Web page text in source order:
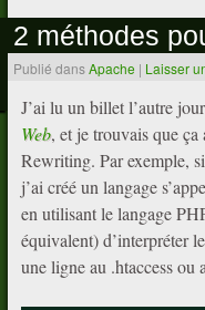
2 méthodes
Publié dansApache | Laisser
J’ai lu un billet l’autre
Web, et je trouvais que
Rewriting. Par exemple,
j’ai créé un langage
en utilisant le langage
équivalent) d’interpréter
une ligne au .htaccess ou